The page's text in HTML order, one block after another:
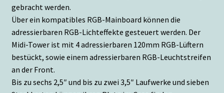
gebracht werden.
Über ein kompatibles RGB-Mainboard können die
adressierbaren RGB-Lichteffekte gesteuert werden. Der
Midi-Tower ist mit 4 adressierbaren 120mm RGB-Lüftern
bestückt, sowie einem adressierbaren RGB-Leuchtstreifen
an der Front.
Bis zu sechs 2,5″ und bis zu zwei 3,5″ Laufwerke und sieben